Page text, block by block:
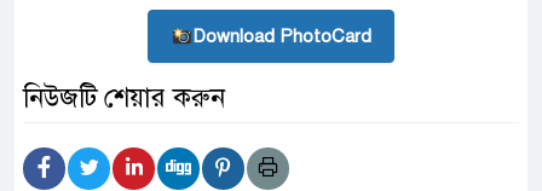
Download PhotoCard
নিউজটি শেয়ার করুন